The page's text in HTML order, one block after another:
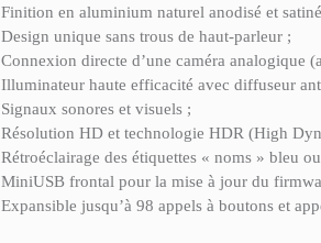
Finition en aluminium naturel anodisé et
Design unique sans trous de haut-parleur ;
Connexion directe d’une caméra analogique
Illuminateur haute efficacité avec diffuseur
Signaux sonores et visuels ;
Résolution HD et technologie HDR (High
Rétroéclairage des étiquettes « noms » bleu
MiniUSB frontal pour la mise à jour du
Expansible jusqu’à 98 appels à boutons et